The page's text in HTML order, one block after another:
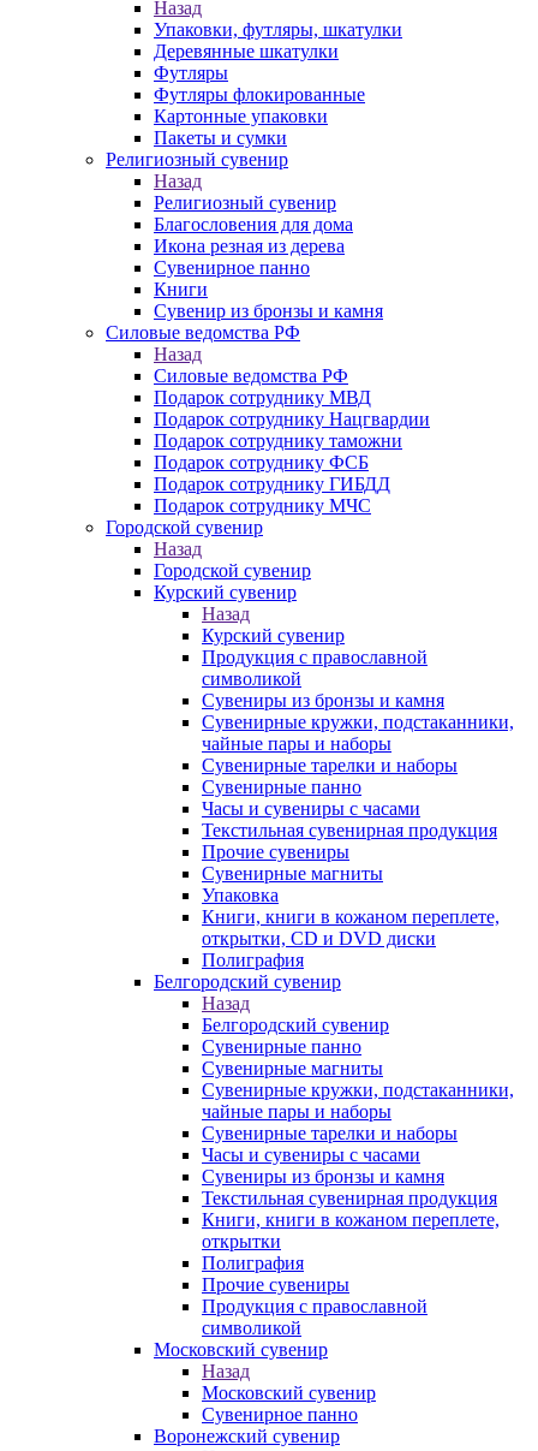
Назад
Упаковки, футляры, шкатулки
Деревянные шкатулки
Футляры
Футляры флокированные
Картонные упаковки
Пакеты и сумки
Религиозный сувенир
Назад
Религиозный сувенир
Благословения для дома
Икона резная из дерева
Сувенирное панно
Книги
Сувенир из бронзы и камня
Силовые ведомства РФ
Назад
Силовые ведомства РФ
Подарок сотруднику МВД
Подарок сотруднику Нацгвардии
Подарок сотруднику таможни
Подарок сотруднику ФСБ
Подарок сотруднику ГИБДД
Подарок сотруднику МЧС
Городской сувенир
Назад
Городской сувенир
Курский сувенир
Назад
Курский сувенир
Продукция с православной
символикой
Сувениры из бронзы и камня
Сувенирные кружки, подстаканники,
чайные пары и наборы
Сувенирные тарелки и наборы
Сувенирные панно
Часы и сувениры с часами
Текстильная сувенирная продукция
Прочие сувениры
Сувенирные магниты
Упаковка
Книги, книги в кожаном переплете,
открытки, CD и DVD диски
Полиграфия
Белгородский сувенир
Назад
Белгородский сувенир
Сувенирные панно
Сувенирные магниты
Сувенирные кружки, подстаканники,
чайные пары и наборы
Сувенирные тарелки и наборы
Часы и сувениры с часами
Сувениры из бронзы и камня
Текстильная сувенирная продукция
Книги, книги в кожаном переплете,
открытки
Полиграфия
Прочие сувениры
Продукция с православной
символикой
Московский сувенир
Назад
Московский сувенир
Сувенирное панно
Воронежский сувенир